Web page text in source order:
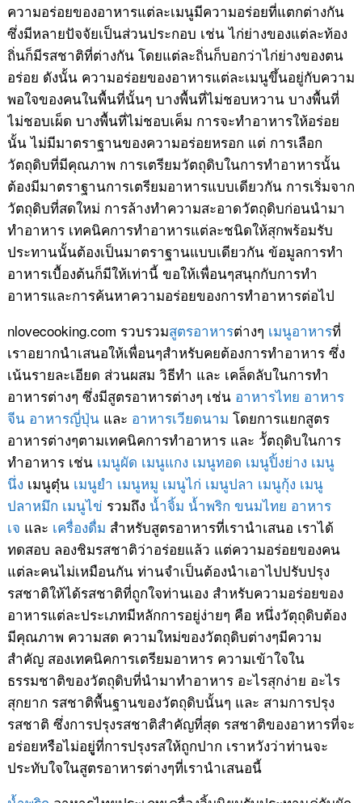
ความอร่อยของอาหารแต่ละเมนูมีความอร่อยที่แตกต่างกัน
ซึ่งมีหลายปัจจัยเป็นส่วนประกอบ เช่น ไก่ย่างของแต่ละท้อง
ถิ่นก็มีรสชาติที่ต่างกัน โดยแต่ละถิ่นก็บอกว่าไก่ย่างของตน
อร่อย ดังนั้น ความอร่อยของอาหารแต่ละเมนูขึ้นอยู่กับความ
พอใจของคนในพื้นที่นั้นๆ บางพื้นที่ไม่ชอบหวาน บางพื้นที่
ไม่ชอบเผ็ด บางพื้นที่ไม่ชอบเค็ม การจะทำอาหารให้อร่อย
นั้น ไม่มีมาตราฐานของความอร่อยหรอก แต่ การเลือก
วัตถุดิบที่มีคุณภาพ การเตรียมวัตถุดิบในการทำอาหารนั้น
ต้องมีมาตราฐานการเตรียมอาหารแบบเดียวกัน การเริ่มจาก
วัตถุดิบที่สดใหม่ การล้างทำความสะอาดวัตถุดิบก่อนนำมา
ทำอาหาร เทคนิคการทำอาหารแต่ละชนิดให้สุกพร้อมรับ
ประทานนั้นต้องเป็นมาตราฐานแบบเดียวกัน ข้อมูลการทำ
อาหารเบื้องต้นก็มีให้เท่านี้ ขอให้เพื่อนๆสนุกกับการทำ
อาหารและการค้นหาความอร่อยของการทำอาหารต่อไป
nlovecooking.com รวบรวมสูตรอาหารต่างๆ เมนูอาหารที่
เราอยากนำเสนอให้เพื่อนๆสำหรับคยต้องการทำอาหาร ซึ่ง
เน้นรายละเอียด ส่วนผสม วิธีทำ และ เคล็ดลับในการทำ
อาหารต่างๆ ซึ่งมีสูตรอาหารต่างๆ เช่น อาหารไทย อาหาร
จีน อาหารญี่ปุ่นและ อาหารเวียดนาม โดยการแยกสูตร
อาหารต่างๆตามเทคนิคการทำอาหาร และ วััตถุดิบในการ
ทำอาหาร เช่น เมนูผัด เมนูแกง เมนูทอด เมนูปิ้งย่าง เมนู
นึ่ง เมนูตุ๋น เมนูยำ เมนูหมู เมนูไก่ เมนูปลา เมนูกุ้ง เมนู
ปลาหมึก เมนูไข่ รวมถึง น้ำจิ้ม น้ำพริก ขนมไทย อาหาร
เจ และ เครื่องดื่ม สำหรับสูตรอาหารที่เรานำเสนอ เราได้
ทดสอบ ลองชิมรสชาติว่าอร่อยแล้ว แต่ความอร่อยของคน
แต่ละคนไม่เหมือนกัน ท่านจำเป็นต้องนำเอาไปปรับปรุง
รสชาติให้ได้รสชาติที่ถูกใจท่านเอง สำหรับความอร่อยของ
อาหารแต่ละประเภทมีหลักการอยู่ง่ายๆ คือ หนึ่งวัตุถุดิบต้อง
มีคุณภาพ ความสด ความใหม่ของวัตถุดิบต่างๆมีความ
สำคัญ สองเทคนิคการเตรียมอาหาร ความเข้าใจใน
ธรรมชาติของวัตถุดิบที่นำมาทำอาหาร อะไรสุกง่าย อะไร
สุกยาก รสชาติพื้นฐานของวัตถุดิบนั้นๆ และ สามการปรุง
รสชาติ ซึ่งการปรุงรสชาติสำคัญที่สุด รสชาติของอาหารที่จะ
อร่อยหรือไม่อยูู่ที่การปรุงรสให้ถูกปาก เราหวังว่าท่านจะ
ประทับใจในสูตรอาหารต่างๆที่เรานำเสนอนี้